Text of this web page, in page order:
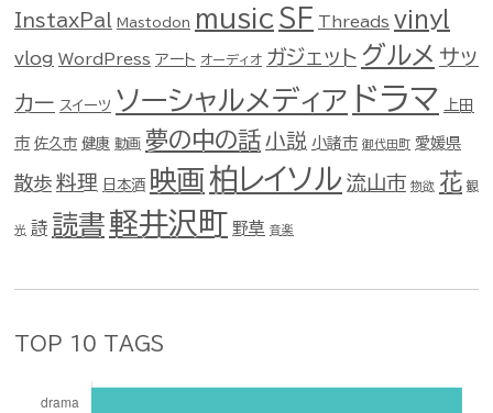
InstaxPal Mastodon music SF Threads vinyl
vlog WordPress アート オーディオ ガジェット グルメ サッ
カー スイーツ ソーシャルメディア ドラマ 上田
市 佐久市 健康 動画 夢の中の話 小説 小諸市 御代田町 愛媛県
散歩 料理 日本酒 映画 柏レイソル 流山市 物欲 花 観
光 詩 読書軽井沢町 野草 音楽
TOP 10 TAGS